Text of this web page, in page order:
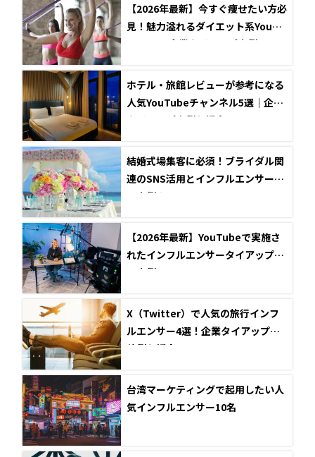
【2026年最新】今すぐ痩せたい方必
見！魅力溢れるダイエット系YouTu
ber5選と企業タイアップ事例
ホテル・旅館レビューが参考になる
人気YouTubeチャンネル5選｜企業
タイアップ事例も紹介
結婚式場集客に必須！ブライダル関
連のSNS活用とインフルエンサー成
功事例まとめ
【2026年最新】YouTubeで実施さ
れたインフルエンサータイアップ成
功事例5選
X（Twitter）で人気の旅行インフ
ルエンサー4選！企業タイアップ投
稿例も紹介
台湾マーケティングで起用したい人
気インフルエンサー10名